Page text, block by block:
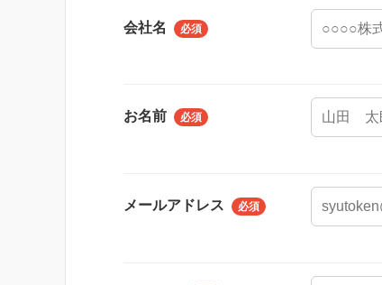
会社名 必須
お名前 必須
メールアドレス 必須